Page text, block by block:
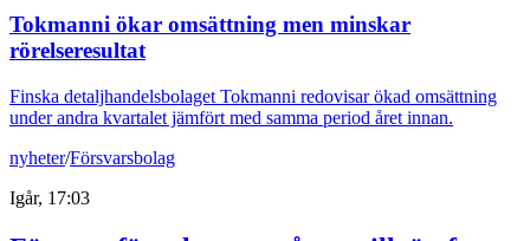
Tokmanni ökar omsättning men minskar
rörelseresultat
Finska detaljhandelsbolaget Tokmanni redovisar ökad omsättning
under andra kvartalet jämfört med samma period året innan.
nyheter/Försvarsbolag
Igår, 17:03